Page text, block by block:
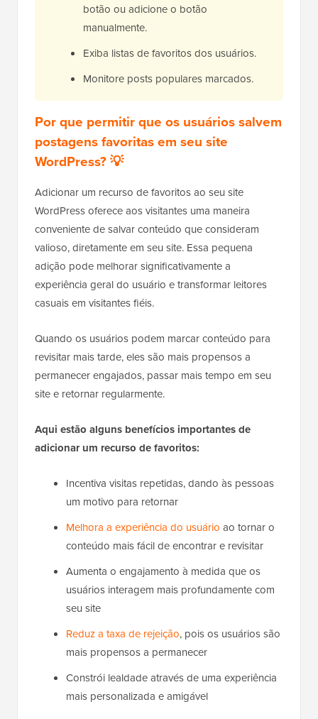
botão ou adicione o botão
manualmente.
Exiba listas de favoritos dos usuários.
Monitore posts populares marcados.
Por que permitir que os usuários salvem
postagens favoritas em seu site
WordPress? 💡
Adicionar um recurso de favoritos ao seu site
WordPress oferece aos visitantes uma maneira
conveniente de salvar conteúdo que consideram
valioso, diretamente em seu site. Essa pequena
adição pode melhorar significativamente a
experiência geral do usuário e transformar leitores
casuais em visitantes fiéis.
Quando os usuários podem marcar conteúdo para
revisitar mais tarde, eles são mais propensos a
permanecer engajados, passar mais tempo em seu
site e retornar regularmente.
Aqui estão alguns benefícios importantes de
adicionar um recurso de favoritos:
Incentiva visitas repetidas, dando às pessoas
um motivo para retornar
Melhora a experiência do usuário ao tornar o
conteúdo mais fácil de encontrar e revisitar
Aumenta o engajamento à medida que os
usuários interagem mais profundamente com
seu site
Reduz a taxa de rejeição, pois os usuários são
mais propensos a permanecer
Constrói lealdade através de uma experiência
mais personalizada e amigável